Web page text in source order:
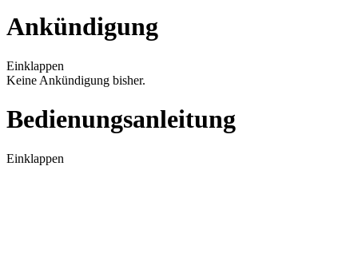
Ankündigung
Einklappen
Keine Ankündigung bisher.
Bedienungsanleitung
Einklappen